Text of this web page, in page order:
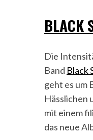
BLACK
Die
Band Black
geht es um
Hässlichen
mit einem
das neue